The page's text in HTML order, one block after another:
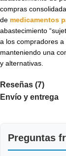
compras
de medicamentos
abastecimiento
a los compradores a
manteniendo una
y alternativas.
Reseñas (7)
Envío y entrega
Preguntas